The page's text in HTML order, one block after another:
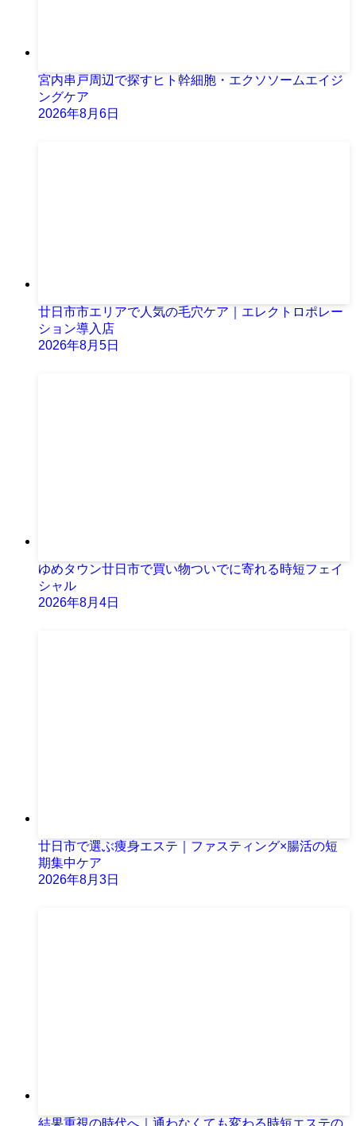
宮内串戸周辺で探すヒト幹細胞・エクソソームエイジ
ングケア
2026年8月6日
廿日市市エリアで人気の毛穴ケア｜エレクトロポレー
ション導入店
2026年8月5日
ゆめタウン廿日市で買い物ついでに寄れる時短フェイ
シャル
2026年8月4日
廿日市で選ぶ痩身エステ｜ファスティング×腸活の短
期集中ケア
2026年8月3日
結果重視の時代へ｜通わなくても変わる時短エステの